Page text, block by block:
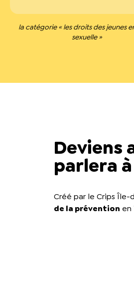
la catégorie « les droits des jeunes
sexuelle »
Deviens
parlera
Créé par le Crips
de la prévention en